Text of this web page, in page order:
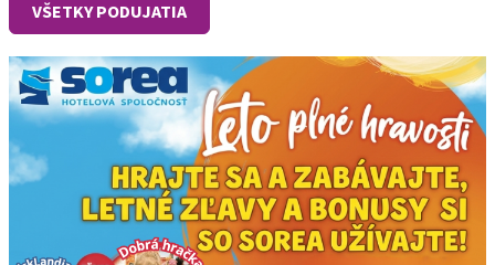
VŠETKY PODUJATIA